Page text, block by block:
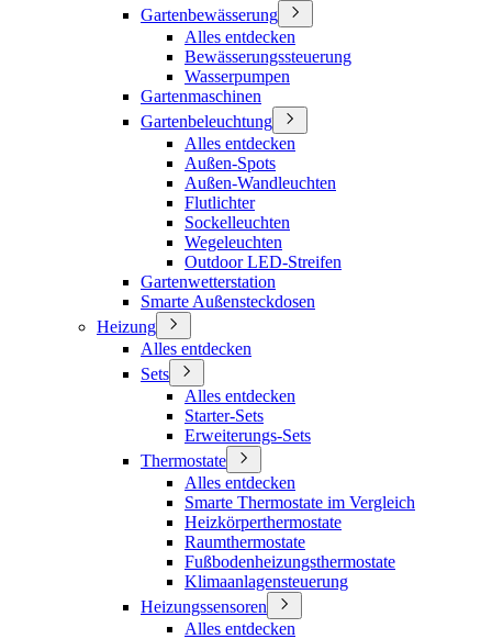
Gartenbewässerung
Alles entdecken
Bewässerungssteuerung
Wasserpumpen
Gartenmaschinen
Gartenbeleuchtung
Alles entdecken
Außen-Spots
Außen-Wandleuchten
Flutlichter
Sockelleuchten
Wegeleuchten
Outdoor LED-Streifen
Gartenwetterstation
Smarte Außensteckdosen
Heizung
Alles entdecken
Sets
Alles entdecken
Starter-Sets
Erweiterungs-Sets
Thermostate
Alles entdecken
Smarte Thermostate im Vergleich
Heizkörperthermostate
Raumthermostate
Fußbodenheizungsthermostate
Klimaanlagensteuerung
Heizungssensoren
Alles entdecken